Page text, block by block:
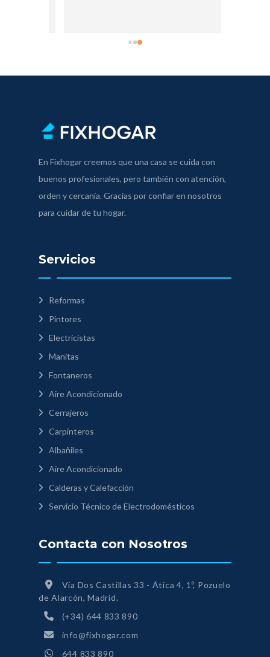
En Fixhogar creemos que una casa se cuida con
buenos profesionales, pero también con atención,
orden y cercanía. Gracias por confiar en nosotros
para cuidar de tu hogar.
Servicios
Reformas
Pintores
Electricistas
Manitas
Fontaneros
Aire Acondicionado
Cerrajeros
Carpinteros
Albañiles
Aire Acondicionado
Calderas y Calefacción
Servicio Técnico de Electrodomésticos
Contacta con Nosotros
Vía Dos Castillas 33 - Ática 4, 1º, Pozuelo
de Alarcón, Madrid.
(+34) 644 833 890
info@fixhogar.com
644 833 890